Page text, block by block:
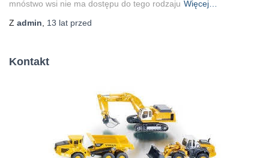
mnóstwo wsi nie ma dostępu do tego rodzaju Więcej…
Z admin 13 lat przed
Kontakt